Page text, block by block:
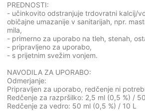
PREDNOSTI:
- učinkovito odstranjuje trdovratni kalcij/
običajne umazanije v sanitarijah, npr.
mila,
- primerno za uporabo na tleh, stenah,
- pripravljeno za uporabo,
- s prijetnim svežim vonjem.
NAVODILA ZA UPORABO:
Odmerjanje:
Pripravljen za uporabo, redčenje ni
Redčenje za razpršilko: 2,5 ml (0,5 %) /
Redčenje za vedro: 50 ml (0,5 %) / 10 L